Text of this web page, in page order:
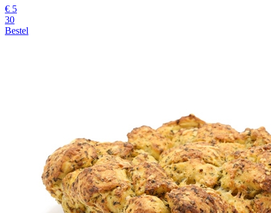
€ 5
30
Bestel